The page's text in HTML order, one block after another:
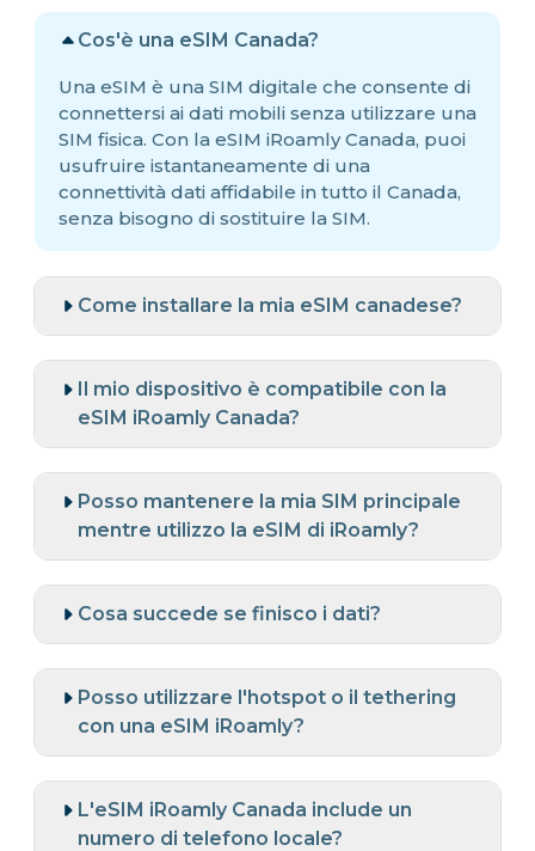
Cos'è una eSIM Canada?
Una eSIM è una SIM digitale che consente di
connettersi ai dati mobili senza utilizzare una
SIM fisica. Con la eSIM iRoamly Canada, puoi
usufruire istantaneamente di una
connettività dati affidabile in tutto il Canada,
senza bisogno di sostituire la SIM.
Come installare la mia eSIM canadese?
Il mio dispositivo è compatibile con la
eSIM iRoamly Canada?
Posso mantenere la mia SIM principale
mentre utilizzo la eSIM di iRoamly?
Cosa succede se finisco i dati?
Posso utilizzare l'hotspot o il tethering
con una eSIM iRoamly?
L'eSIM iRoamly Canada include un
numero di telefono locale?